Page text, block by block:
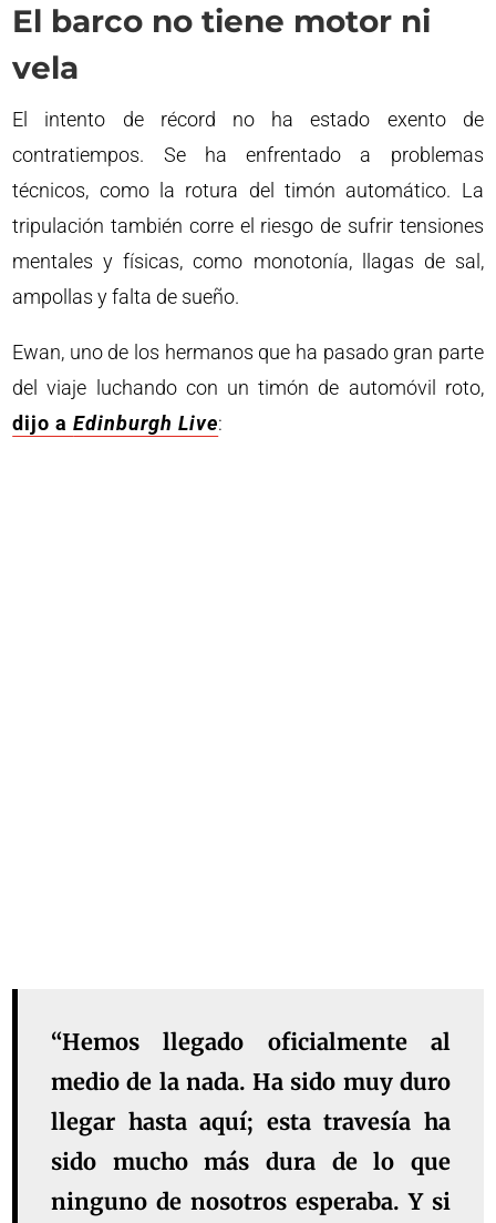
El barco no tiene motor ni
vela
El intento de récord no ha estado exento de
contratiempos. Se ha enfrentado a problemas
técnicos, como la rotura del timón automático. La
tripulación también corre el riesgo de sufrir tensiones
mentales y físicas, como monotonía, llagas de sal,
ampollas y falta de sueño.
Ewan, uno de los hermanos que ha pasado gran parte
del viaje luchando con un timón de automóvil roto,
dijo aEdinburgh Live:
“Hemos llegado oficialmente al
medio de la nada. Ha sido muy duro
llegar hasta aquí; esta travesía ha
sido mucho más dura de lo que
ninguno de nosotros esperaba. Y si